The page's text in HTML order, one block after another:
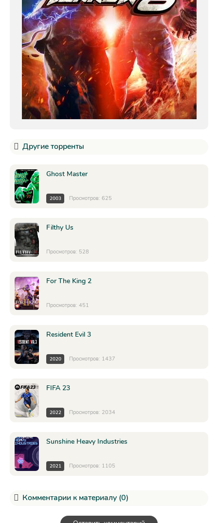
Другие торренты
Ghost Master
2003 Просмотров: 625
Filthy Us
Просмотров: 528
For The King 2
Просмотров: 451
Resident Evil 3
2020 Просмотров: 1437
FIFA 23
2022 Просмотров: 2034
Sunshine Heavy Industries
2021 Просмотров: 1105
Комментарии к материалу (0)